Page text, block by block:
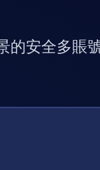
的安全多賬